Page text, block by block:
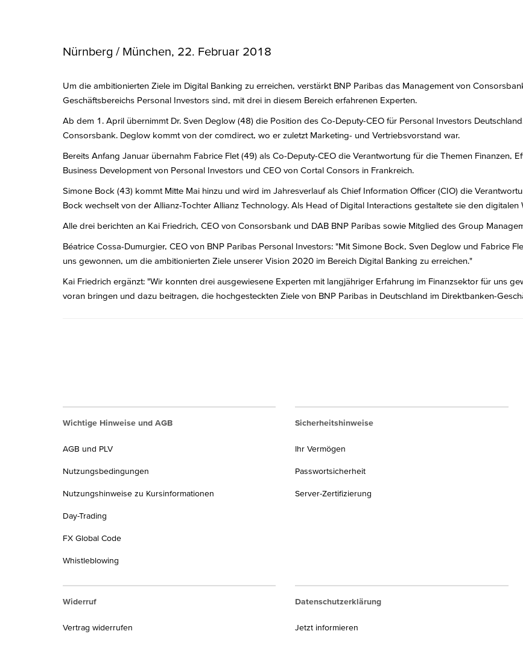
Nürnberg / München, 22. Februar 2018
Um die ambitionierten Ziele im Digital Banking zu erreichen, verstärkt BNP Paribas das Management von
Geschäftsbereichs Personal Investors sind, mit drei in diesem Bereich erfahrenen Experten.
Ab dem 1. April übernimmt Dr. Sven Deglow (48) die Position des Co-Deputy-CEO für Personal Investors
Consorsbank. Deglow kommt von der comdirect, wo er zuletzt Marketing- und Vertriebsvorstand war.
Bereits Anfang Januar übernahm Fabrice Flet (49) als Co-Deputy-CEO die Verantwortung für die Themen Finanzen,
Business Development von Personal Investors und CEO von Cortal Consors in Frankreich.
Simone Bock (43) kommt Mitte Mai hinzu und wird im Jahresverlauf als Chief Information Officer (CIO) die
Bock wechselt von der Allianz-Tochter Allianz Technology. Als Head of Digital Interactions gestaltete sie den digitalen
Alle drei berichten an Kai Friedrich, CEO von Consorsbank und DAB BNP Paribas sowie Mitglied des Group
Béatrice Cossa-Dumurgier, CEO von BNP Paribas Personal Investors: "Mit Simone Bock, Sven Deglow und Fabrice
uns gewonnen, um die ambitionierten Ziele unserer Vision 2020 im Bereich Digital Banking zu erreichen."
Kai Friedrich ergänzt: "Wir konnten drei ausgewiesene Experten mit langjähriger Erfahrung im Finanzsektor für uns
voran bringen und dazu beitragen, die hochgesteckten Ziele von BNP Paribas in Deutschland im Direktbanken-
Wichtige Hinweise und AGB
AGB und PLV
Nutzungsbedingungen
Nutzungshinweise zu Kursinformationen
Day-Trading
FX Global Code
Whistleblowing
Sicherheitshinweise
Ihr Vermögen
Passwortsicherheit
Server-Zertifizierung
Widerruf
Vertrag widerrufen
Datenschutzerklärung
Jetzt informieren